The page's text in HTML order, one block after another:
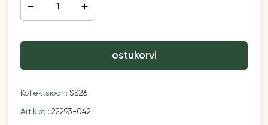
ostukorvi
Kollektsioon:SS26
Artikkel:22293-042